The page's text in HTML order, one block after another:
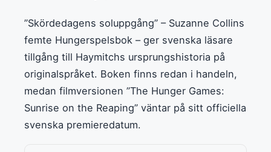
”Skördedagens soluppgång” – Suzanne Collins
femte Hungerspelsbok – ger svenska läsare
tillgång till Haymitchs ursprungshistoria på
originalspråket. Boken finns redan i handeln,
medan filmversionen ”The Hunger Games:
Sunrise on the Reaping” väntar på sitt officiella
svenska premieredatum.